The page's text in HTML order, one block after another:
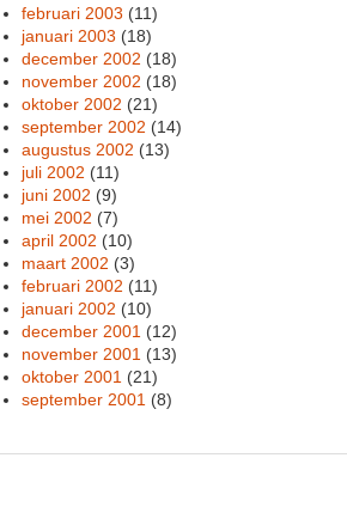
februari 2003 (11)
januari 2003 (18)
december 2002 (18)
november 2002 (18)
oktober 2002 (21)
september 2002 (14)
augustus 2002 (13)
juli 2002 (11)
juni 2002 (9)
mei 2002 (7)
april 2002 (10)
maart 2002 (3)
februari 2002 (11)
januari 2002 (10)
december 2001 (12)
november 2001 (13)
oktober 2001 (21)
september 2001 (8)